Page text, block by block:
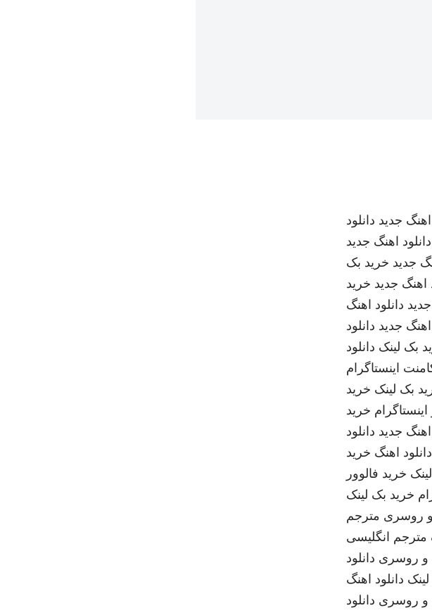
اهنگ جدید دانلود
دانلود اهنگ جدید
جدید خرید بک
اهنگ جدید خرید
دانلود اهنگ
اهنگ جدید دانلود
بک لینک دانلود
اینستاگرام
بک لینک خرید
خرید
اهنگ جدید دانلود
دانلود اهنگ خرید
خرید فالوور
خرید بک لینک
روسری مترجم
مترجم انگلیسی
و روسری دانلود
دانلود اهنگ
و روسری دانلود